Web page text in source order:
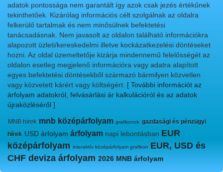
adatok pontossága nem garantált így azok csak jezés értékűnek
tekinthetőek. Kizárólag információs célt szolgálnak az oldalra
felkerülő tartalmak és nem minősülnek befektetési
tanácsadásnak. Nem javasolt az oldalon található információkra
alapozott üzleti/kereskedelmi illetve kockázatkezelési döntéseket
hozni. Az oldal üzemeltetője kizárja mindennemű felelősségét az
oldalon esetleg megjelenő információra vagy adatra alapított
egyes befektetési döntésekből származó bármilyen közvetlen
vagy közvetett kárért vagy költségért. [ További információt az
árfolyam adatokról, felvásárlási ár kalkulációról és az adatok
újraközléséről ]
MNB hírek mnb középárfolyam grafikonok gazdasági és pénzügyi
hírek USD árfolyam árfolyam napi lebontásban EUR
középárfolyam interaktív középárfolyam grafikon EUR, USD és
CHF deviza árfolyam 2026 MNB árfolyam